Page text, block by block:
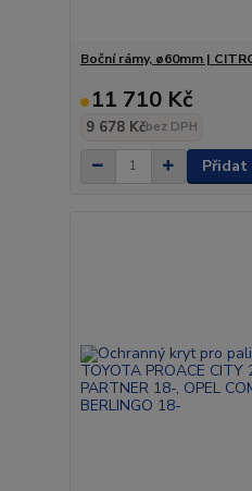
Boční rámy, ø60mm |
11 710 Kč
9 678 Kčbez DPH
Přidat